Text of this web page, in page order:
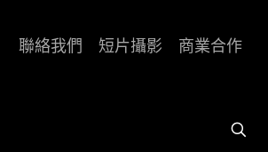
聯絡我們 短片攝影 商業合作